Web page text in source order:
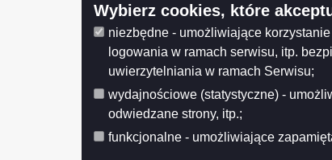
Wybierz cookies, które
niezbędne - umożliwiające
logowania w ramach serwisu, itp.
uwierzytelniania w ramach Serwisu;
wydajnościowe (statystyczne) -
odwiedzane strony, itp.;
funkcjonalne - umożliwiające